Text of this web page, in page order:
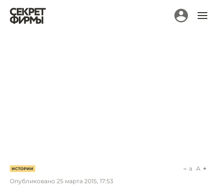
ИСТОРИИ
Опубликовано 25 марта 2015, 17:53
a A